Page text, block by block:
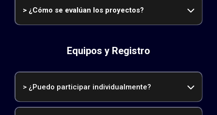
> ¿Cómo se evalúan los proyectos?
Equipos y Registro
> ¿Puedo participar individualmente?